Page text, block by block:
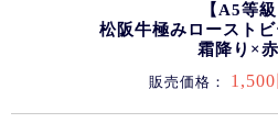
【A5等級
松阪牛極みロースト
霜降り×
販売価格： 1,500